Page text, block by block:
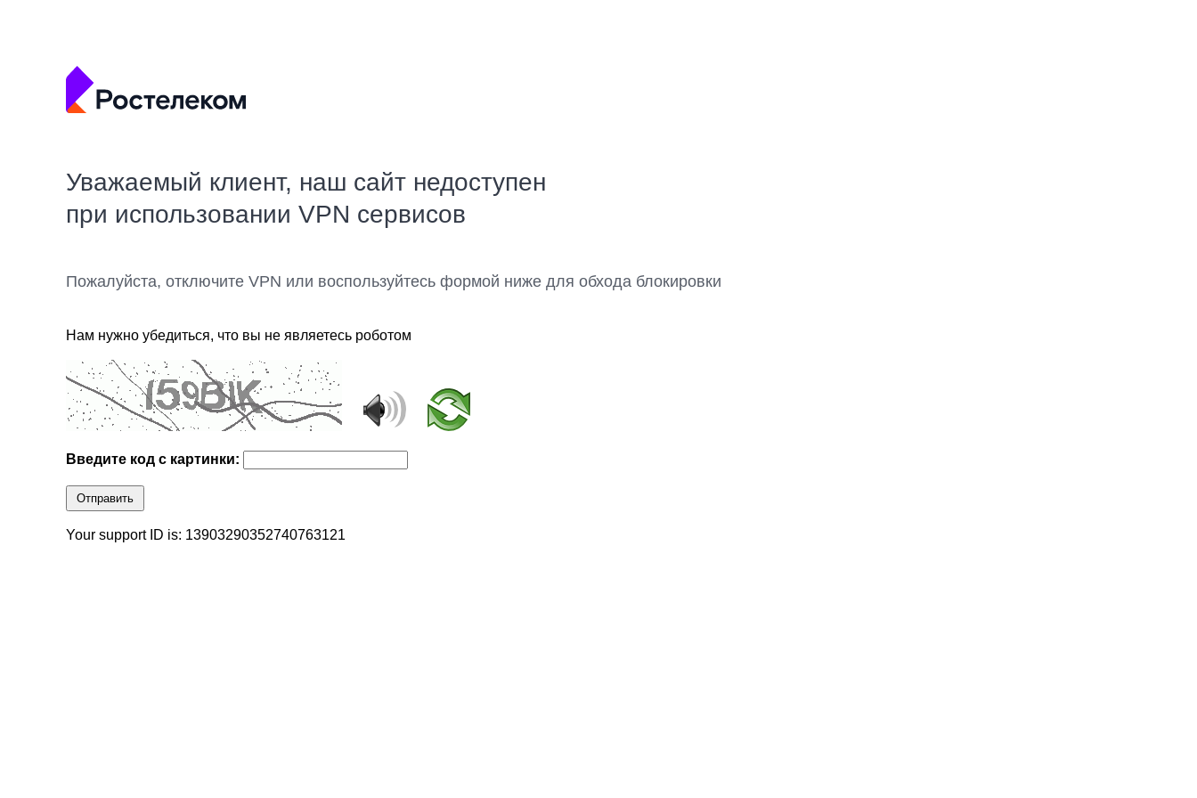
Уважаемый клиент, наш сайт недоступен
при использовании VPN сервисов
Пожалуйста, отключите VPN или воспользуйтесь формой ниже для обхода блокировки
Нам нужно убедиться, что вы не являетесь роботом
Введите код с картинки:
Отправить
Your support ID is: 13903290352740763121